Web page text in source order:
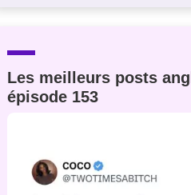
Les meilleurs posts
épisode 153